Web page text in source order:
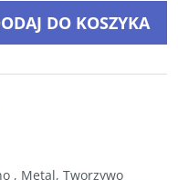
DO KOSZYKA
, Metal, Tworzywo